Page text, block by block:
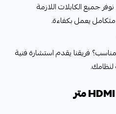
جميع الكابلات اللازمة
فريقنا يقدم استشارة فنية
لنظامك.